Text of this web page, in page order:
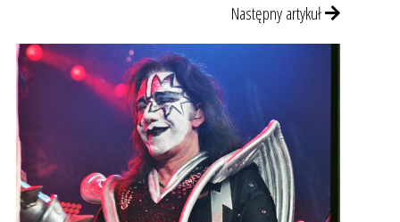
Następny artykuł